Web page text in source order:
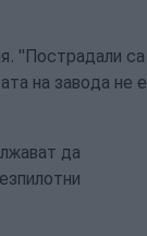
"Пострадали са
на завода не е
да